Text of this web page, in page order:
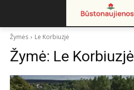
Žymės Le Korbiuzjė
Žymė: Le Korbiuzjė